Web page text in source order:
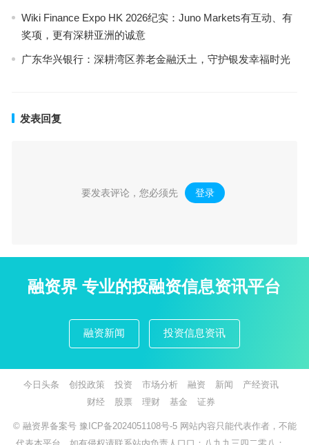
Wiki Finance Expo HK 2026纪实：Juno Markets有互动、有
奖项，更有深耕亚洲的诚意
广东华兴银行：深耕湾区养老金融沃土，守护银发幸福时光
发表回复
要发表评论，您必须先 登录 。
融资界 专业的投融资信息资讯平台
融资新闻 投资信息资讯
今日头条 创投政策 投资 市场分析 融资 新闻
产经资讯
财经
股票 理财 基金 证券
© 融资界备案号 豫ICP备2024051108号-5 网站内容只能代表作者，不能